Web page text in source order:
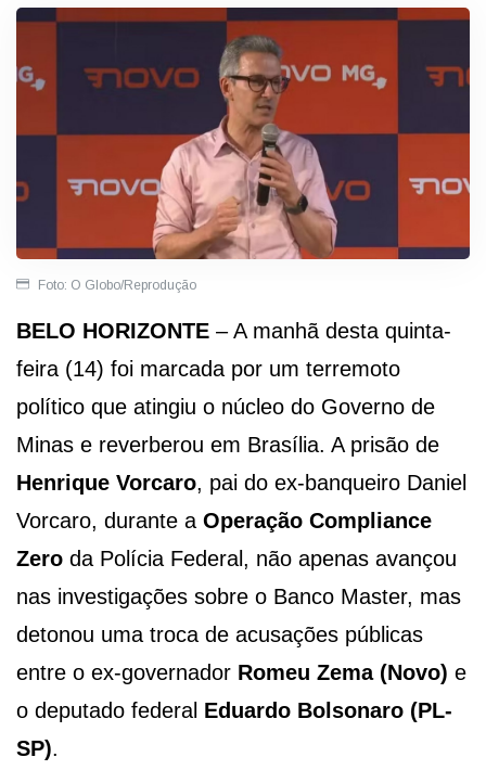
Foto: O Globo/Reprodução
BELO HORIZONTE – A manhã desta quinta-
feira (14) foi marcada por um terremoto
político que atingiu o núcleo do Governo de
Minas e reverberou em Brasília. A prisão de
Henrique Vorcaro, pai do ex-banqueiro Daniel
Vorcaro, durante a Operação Compliance
Zero da Polícia Federal, não apenas avançou
nas investigações sobre o Banco Master, mas
detonou uma troca de acusações públicas
entre o ex-governador Romeu Zema (Novo) e
o deputado federal Eduardo Bolsonaro (PL-
SP).